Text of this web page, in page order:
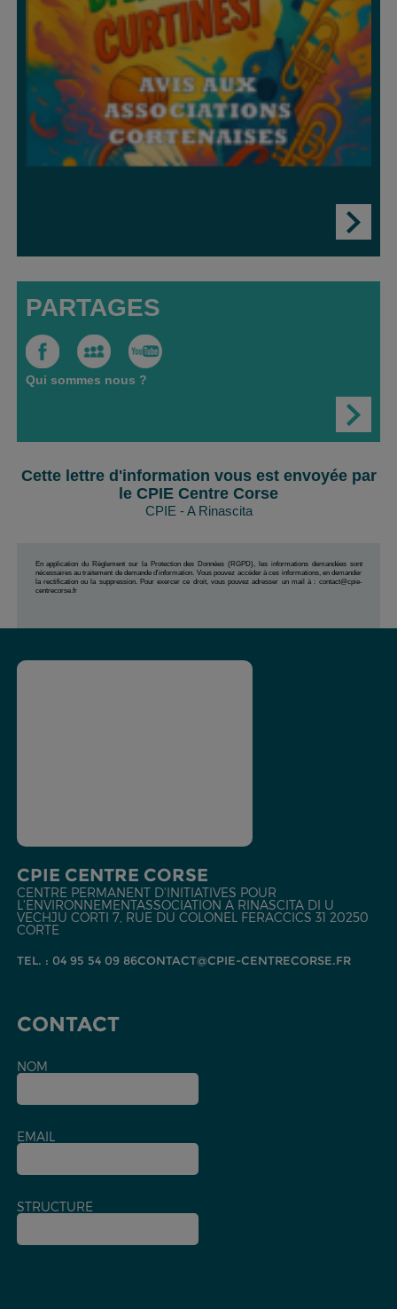
PARTAGES
Qui sommes nous ?
Cette lettre d'information vous est envoyée par
le CPIE Centre Corse
CPIE - A Rinascita
En application du Règlement sur la Protection des Données (RGPD), les informations demandées sont
nécessaires au traitement de demande d'information. Vous pouvez accéder à ces informations, en demander
la rectification ou la suppression. Pour exercer ce droit, vous pouvez adresser un mail à : contact@cpie-
centrecorse.fr
CPIE CENTRE CORSE
CENTRE PERMANENT D'INITIATIVES POUR
L'ENVIRONNEMENTASSOCIATION A RINASCITA DI U
VECHJU CORTI 7, RUE DU COLONEL FERACCICS 31 20250
CORTE
TEL. : 04 95 54 09 86CONTACT@CPIE-CENTRECORSE.FR
CONTACT
NOM
EMAIL
STRUCTURE